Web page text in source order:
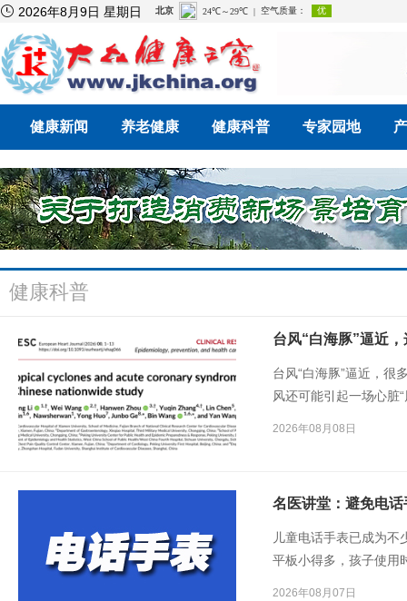
 2026年8月9日 星期日
健康新闻 养老健康 健康科普 专家园地
健康科普
台风“白海豚”逼近，很
风还可能引起一场心脏“
2026年08月08日
名医讲堂：避免电
儿童电话手表已成为不
平板小得多，孩子使用
2026年08月07日